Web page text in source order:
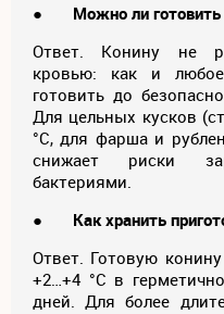
● Можно ли
Ответ. Конину не
кровью: как и
готовить до
Для цельных кусков
°C, для фарша и
снижает риски
бактериями.
● Как хранить
Ответ. Готовую
+2…+4 °C в
дней. Для более